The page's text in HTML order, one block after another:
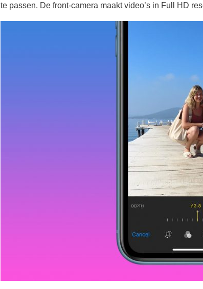
te passen. De front-camera maakt video’s in Full HD